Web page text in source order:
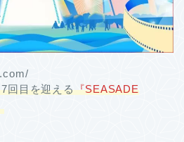
回目を迎える『SEASADE